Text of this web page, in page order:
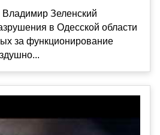
Зеленский
в Одесской области
за функционирование